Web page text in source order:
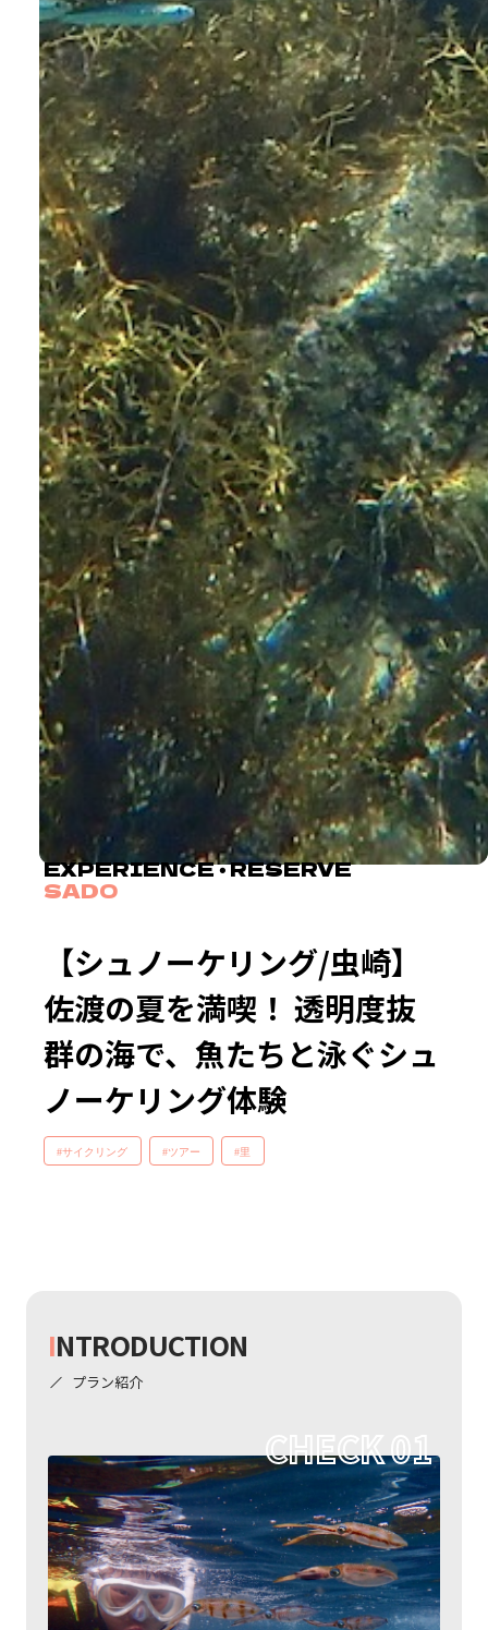
EXPERIENCE ・ RESERVE
SADO
【シュノーケリング/虫崎】
佐渡の夏を満喫！ 透明度抜
群の海で、魚たちと泳ぐシュ
ノーケリング体験
#サイクリング #ツアー #里
INTRODUCTION
プラン紹介